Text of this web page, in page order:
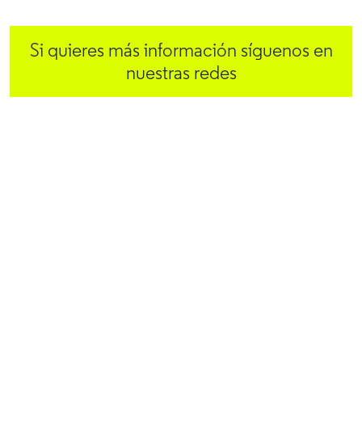
Si quieres más información síguenos en
nuestras redes